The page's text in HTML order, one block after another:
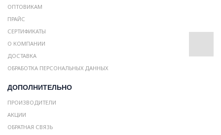
ОПТОВИКАМ
ПРАЙС
СЕРТИФИКАТЫ
О КОМПАНИИ
ДОСТАВКА
ОБРАБОТКА ПЕРСОНАЛЬНЫХ ДАННЫХ
ДОПОЛНИТЕЛЬНО
ПРОИЗВОДИТЕЛИ
АКЦИИ
ОБРАТНАЯ СВЯЗЬ